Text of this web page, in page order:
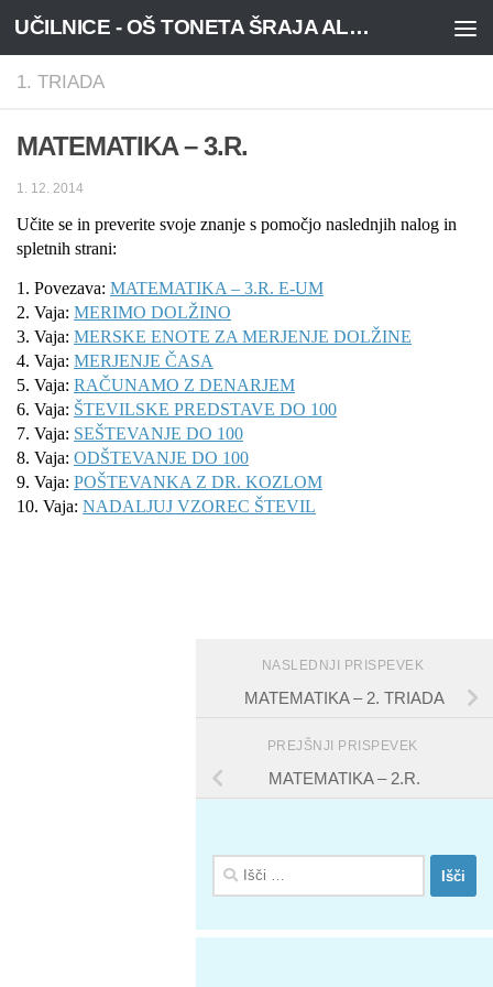
Skoči na vsebino UČILNICE - OŠ TONETA ŠRAJA ALJOŠE, NOVA VAS
1. TRIADA
MATEMATIKA – 3.R.
1. 12. 2014
Učite se in preverite svoje znanje s pomočjo naslednjih nalog in
spletnih strani:
1. Povezava: MATEMATIKA – 3.R. E-UM
2. Vaja: MERIMO DOLŽINO
3. Vaja: MERSKE ENOTE ZA MERJENJE DOLŽINE
4. Vaja: MERJENJE ČASA
5. Vaja: RAČUNAMO Z DENARJEM
6. Vaja: ŠTEVILSKE PREDSTAVE DO 100
7. Vaja: SEŠTEVANJE DO 100
8. Vaja: ODŠTEVANJE DO 100
9. Vaja: POŠTEVANKA Z DR. KOZLOM
10. Vaja: NADALJUJ VZOREC ŠTEVIL
NASLEDNJI PRISPEVEK
MATEMATIKA – 2. TRIADA
PREJŠNJI PRISPEVEK
MATEMATIKA – 2.R.
Išči: